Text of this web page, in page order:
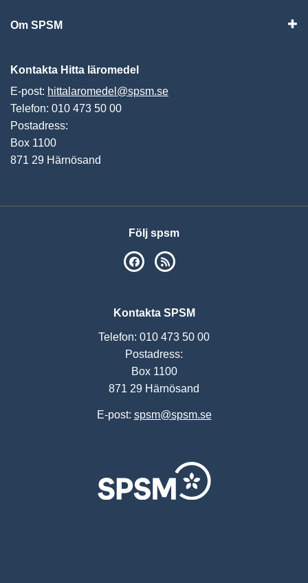
Om SPSM
Kontakta Hitta läromedel
E-post: hittalaromedel@spsm.se
Telefon: 010 473 50 00
Postadress:
Box 1100
871 29 Härnösand
Följ spsm
SPSM på Facebook
Kontakta SPSM
Telefon: 010 473 50 00
Postadress:
Box 1100
871 29 Härnösand
E-post: spsm@spsm.se